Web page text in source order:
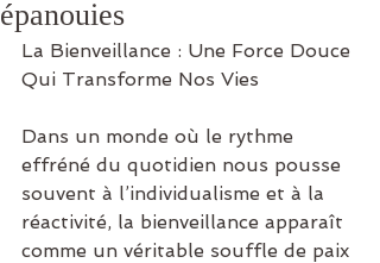
épanouies
La Bienveillance : Une Force Douce
Qui Transforme Nos Vies
Dans un monde où le rythme
effréné du quotidien nous pousse
souvent à l’individualisme et à la
réactivité, la bienveillance apparaît
comme un véritable souffle de paix